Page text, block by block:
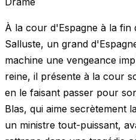
À la cour d'Espagne à la fin
Salluste, un grand
machine une vengeance
reine, il présente à la cour
en le faisant passer pour
Blas, qui aime secrètement
un ministre tout-puissant,